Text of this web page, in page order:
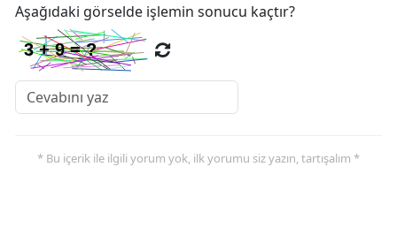
Aşağıdaki görselde işlemin sonucu kaçtır?
* Bu içerik ile ilgili yorum yok, ilk yorumu siz yazın, tartışalım *